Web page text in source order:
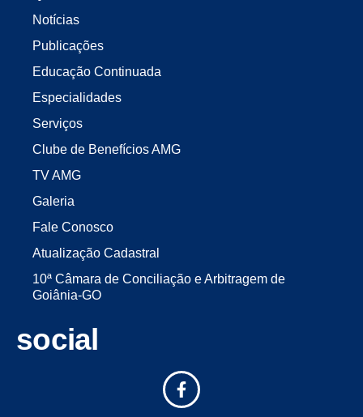
Notícias
Publicações
Educação Continuada
Especialidades
Serviços
Clube de Benefícios AMG
TV AMG
Galeria
Fale Conosco
Atualização Cadastral
10ª Câmara de Conciliação e Arbitragem de
Goiânia-GO
social